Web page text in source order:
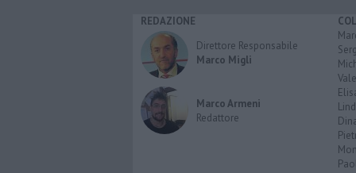
REDAZIONE
Direttore Responsabile
Marco Migli
Marco Armeni
Redattore